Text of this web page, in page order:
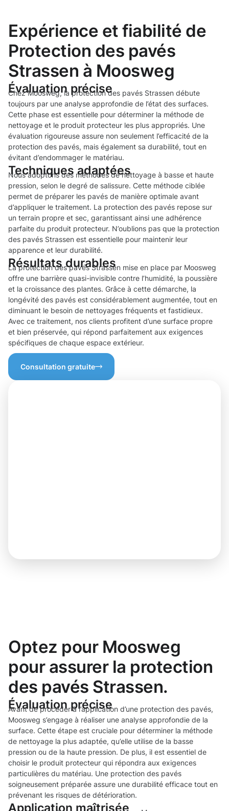
Expérience et fiabilité de
Protection des pavés
Strassen à Moosweg
Évaluation précise
Chez Moosweg, la protection des pavés Strassen débute
toujours par une analyse approfondie de l’état des surfaces.
Cette phase est essentielle pour déterminer la méthode de
nettoyage et le produit protecteur les plus appropriés. Une
évaluation rigoureuse assure non seulement l’efficacité de la
protection des pavés, mais également sa durabilité, tout en
évitant d’endommager le matériau.
Techniques adaptées
Nous adoptons des méthodes de nettoyage à basse et haute
pression, selon le degré de salissure. Cette méthode ciblée
permet de préparer les pavés de manière optimale avant
d’appliquer le traitement. La protection des pavés repose sur
un terrain propre et sec, garantissant ainsi une adhérence
parfaite du produit protecteur. N’oublions pas que la protection
des pavés Strassen est essentielle pour maintenir leur
apparence et leur durabilité.
Résultats durables
La protection des pavés Strassen mise en place par Moosweg
offre une barrière quasi-invisible contre l’humidité, la poussière
et la croissance des plantes. Grâce à cette démarche, la
longévité des pavés est considérablement augmentée, tout en
diminuant le besoin de nettoyages fréquents et fastidieux.
Avec ce traitement, nos clients profitent d’une surface propre
et bien préservée, qui répond parfaitement aux exigences
spécifiques de chaque espace extérieur.
Consultation gratuite
Optez pour Moosweg
pour assurer la protection
des pavés Strassen.
Évaluation précise
Avant de procéder à l’application d’une protection des pavés,
Moosweg s’engage à réaliser une analyse approfondie de la
surface. Cette étape est cruciale pour déterminer la méthode
de nettoyage la plus adaptée, qu’elle utilise de la basse
pression ou de la haute pression. De plus, il est essentiel de
choisir le produit protecteur qui répondra aux exigences
particulières du matériau. Une protection des pavés
soigneusement préparée assure une durabilité efficace tout en
prévenant les risques de détérioration.
Application maîtrisée